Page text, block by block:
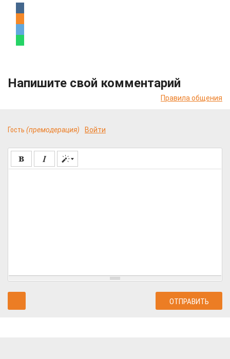
Напишите свой комментарий
Правила общения
Гость (премодерация) Войти